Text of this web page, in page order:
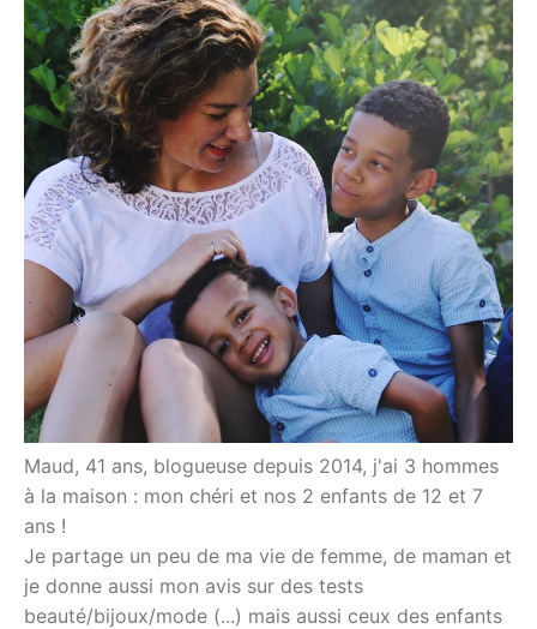
Maud, 41 ans, blogueuse depuis 2014, j'ai 3 hommes
à la maison : mon chéri et nos 2 enfants de 12 et 7
ans !
Je partage un peu de ma vie de femme, de maman et
je donne aussi mon avis sur des tests
beauté/bijoux/mode (...) mais aussi ceux des enfants